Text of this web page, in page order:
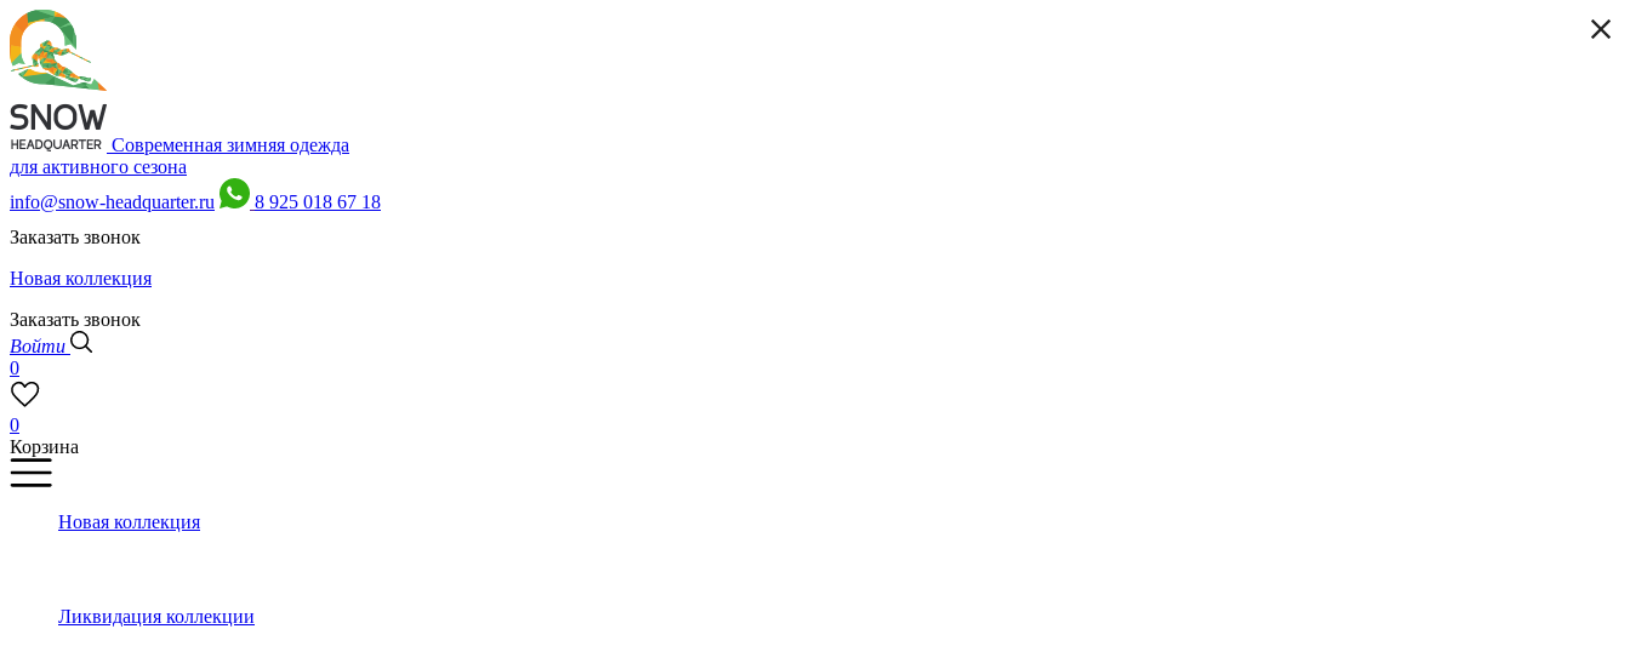
Современная зимняя одежда
для активного сезона
info@snow-headquarter.ru
8 925 018 67 18
Заказать звонок
Новая коллекция
Заказать звонок
Войти
0
0
Корзина
Новая коллекция
Ликвидация коллекции